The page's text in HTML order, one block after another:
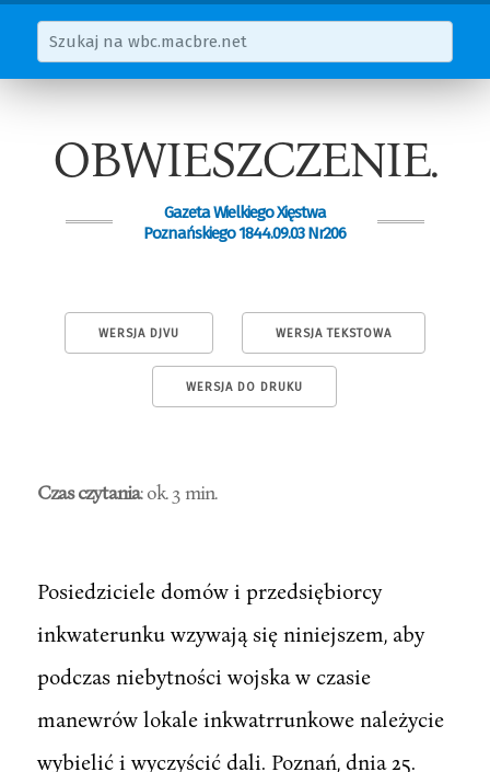
OBWIESZCZENIE.
Gazeta Wielkiego Xięstwa
Poznańskiego 1844.09.03 Nr206
WERSJA DJVU WERSJA TEKSTOWA
WERSJA DO DRUKU
Czas czytania: ok. 3 min.
Posiedziciele domów i przedsiębiorcy
inkwaterunku wzywają się niniejszem, aby
podczas niebytności wojska w czasie
manewrów lokale inkwatrrunkowe należycie
wybielić i wyczyścić dali. Poznań, dnia 25.